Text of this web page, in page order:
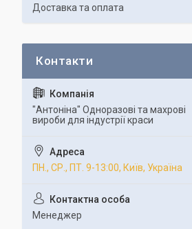
Доставка та оплата
"Антоніна" Одноразові та махрові
вироби для індустрії краси
ПН., СР., ПТ. 9-13:00, Київ, Україна
Менеджер